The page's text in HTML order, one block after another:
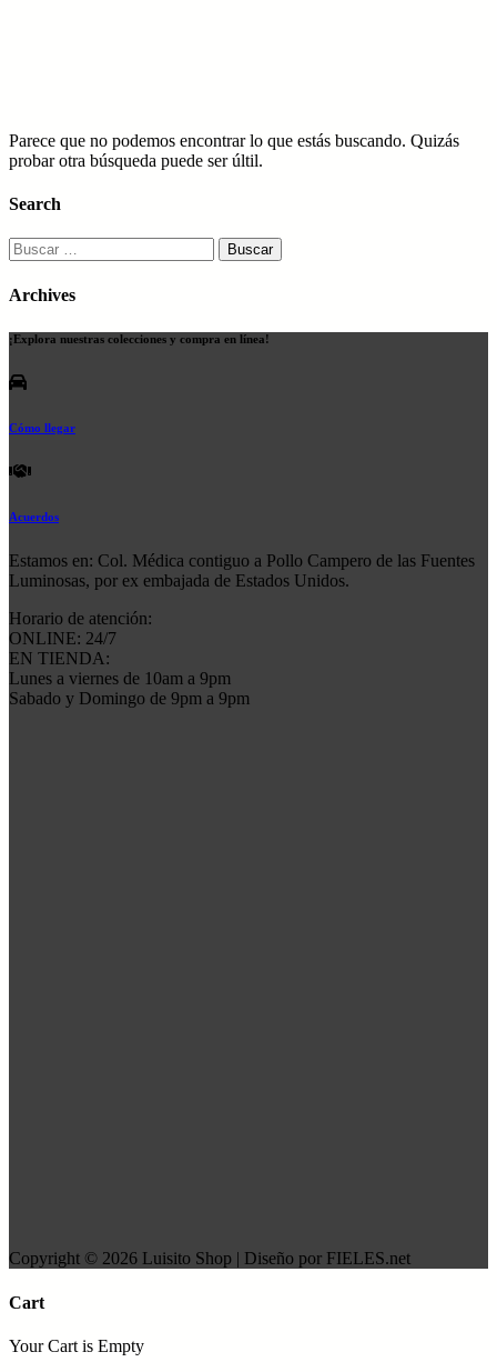
Parece que no podemos encontrar lo que estás buscando. Quizás
probar otra búsqueda puede ser últil.
Search
Buscar:
Archives
¡Explora nuestras colecciones y compra en línea!
Cómo llegar
Acuerdos
Estamos en: Col. Médica contiguo a Pollo Campero de las Fuentes
Luminosas, por ex embajada de Estados Unidos.
Horario de atención:
ONLINE: 24/7
EN TIENDA:
Lunes a viernes de 10am a 9pm
Sabado y Domingo de 9pm a 9pm
Copyright © 2026 Luisito Shop | Diseño por FIELES.net
Cart
Your Cart is Empty